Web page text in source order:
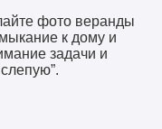
фото веранды
к дому и
задачи и